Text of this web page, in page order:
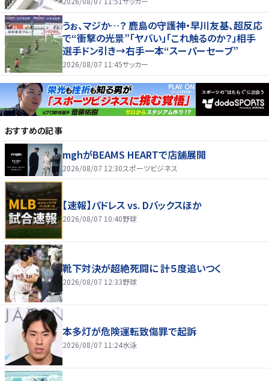
うぉ、マジか…？ 鹿島の守護神・早川友基、超反応
で“衝撃の光景”「ヤバい」「これ触るのか？」相手
選手ドン引き→右手一本“スーパーセーブ”
2026/08/07 11:45サッカー
おすすめの記事
mghがBEAMS HEARTで店舗展開
2026/08/07 12:30スポーツビジネス
【速報】パドレス vs. Dバックスほか
2026/08/07 10:40野球
靴下対決が超絶死闘に 計５度追いつく
2026/08/07 12:33野球
本多灯が危険運転致傷罪で起訴
2026/08/07 11:24水泳